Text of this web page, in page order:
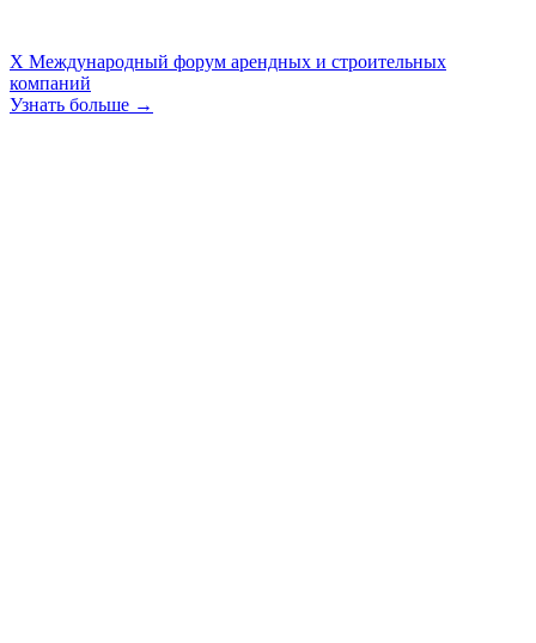
X Международный форум арендных и строительных
компаний
Узнать больше →